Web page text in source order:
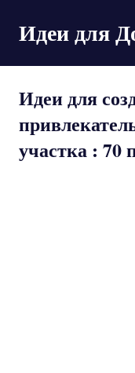
перейти
к
Идеи для
Идеи для
участка : 70